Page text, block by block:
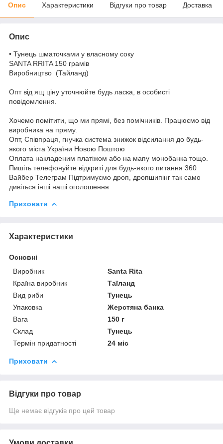
Опис Характеристики Відгуки про товар Доставка
Опис
• Тунець шматочками у власному соку
SANTA RRITA 150 грамів
Виробництво (Тайланд)
Опт від ящ ціну уточнюйте будь ласка, в особисті
повідомлення.
Хочемо помітити, що ми прямі, без помічників. Працюємо від
виробника на пряму.
Опт, Співпраця, гнучка система знижок відсилання до будь-
якого міста України Новою Поштою
Оплата накладеним платіжом або на мапу монобанка тощо.
Пишіть телефонуйте відкриті для будь-якого питання 360
Вайбер Телеграм Підтримуємо дроп, дропшипінг так само
дивіться інші наші оголошення
Приховати
Характеристики
Основні
Виробник
Santa Rita
Країна виробник
Таїланд
Вид риби
Тунець
Упаковка
Жерстяна банка
Вага
150 г
Склад
Тунець
Термін придатності
24 міс
Приховати
Відгуки про товар
Ще немає відгуків про цей товар